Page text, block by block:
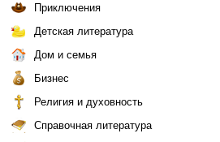
Приключения
Детская литература
Дом и семья
Бизнес
Религия и духовность
Справочная литература